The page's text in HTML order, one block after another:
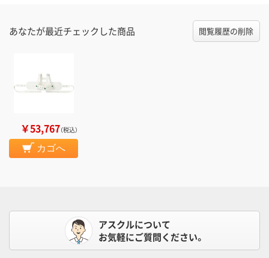
あなたが最近チェックした商品 閲覧履歴の削除
￥53,767（税込）
カゴへ
アスクルについて
お気軽にご質問ください。